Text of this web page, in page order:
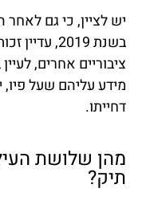
יש לציין, כי גם
בשנת 2019,
ציבוריים אחרים,
מידע עליהם שעל פיו,
דחייתו.
מהן שלושת
תיק?